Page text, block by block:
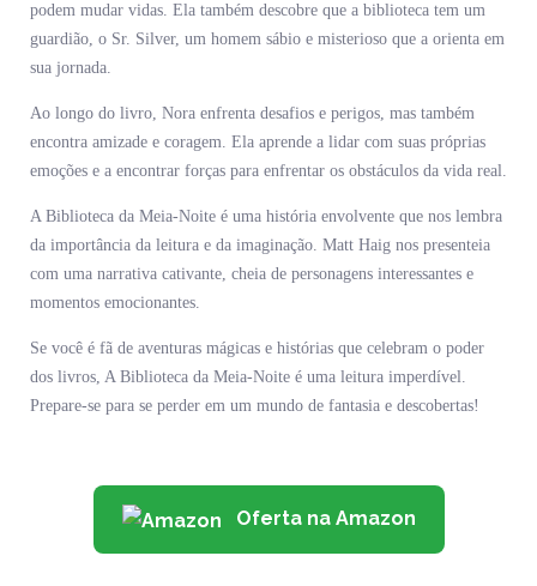
podem mudar vidas. Ela também descobre que a biblioteca tem um
guardião, o Sr. Silver, um homem sábio e misterioso que a orienta em
sua jornada.
Ao longo do livro, Nora enfrenta desafios e perigos, mas também
encontra amizade e coragem. Ela aprende a lidar com suas próprias
emoções e a encontrar forças para enfrentar os obstáculos da vida real.
A Biblioteca da Meia-Noite é uma história envolvente que nos lembra
da importância da leitura e da imaginação. Matt Haig nos presenteia
com uma narrativa cativante, cheia de personagens interessantes e
momentos emocionantes.
Se você é fã de aventuras mágicas e histórias que celebram o poder
dos livros, A Biblioteca da Meia-Noite é uma leitura imperdível.
Prepare-se para se perder em um mundo de fantasia e descobertas!
Oferta na Amazon